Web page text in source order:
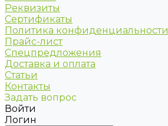
Реквизиты
Сертификаты
Политика конфиденциальности
Прайс-лист
Спецпредложения
Доставка и оплата
Статьи
Контакты
Задать вопрос
Войти
Логин